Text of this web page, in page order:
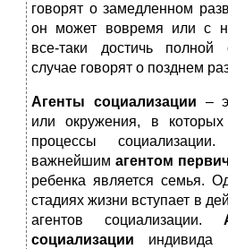
говорят о замедленном
он может вовремя или с
все-таки достичь
случае говорят о позднем
Агенты социализации –
или окружения, в
процессы
важнейшим агентом
ребенка является семья.
стадиях жизни вступает в
агентов социализации.
социализации индивида